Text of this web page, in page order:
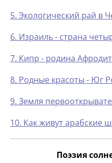
5. Экологический рай в
6. Израиль - страна
7. Кипр - родина
8. Родные красоты - Юг
9. Земля
10. Как живут арабские
Поэзия